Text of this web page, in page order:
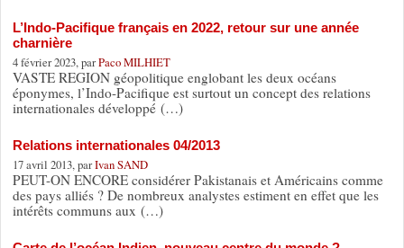
L’Indo-Pacifique français en 2022, retour sur une année
charnière
4 février 2023, parPaco MILHIET
VASTE REGION géopolitique englobant les deux océans
éponymes, l’Indo-Pacifique est surtout un concept des relations
internationales développé (…)
Relations internationales 04/2013
17 avril 2013, parIvan SAND
PEUT-ON ENCORE considérer Pakistanais et Américains comme
des pays alliés ? De nombreux analystes estiment en effet que les
intérêts communs aux (…)